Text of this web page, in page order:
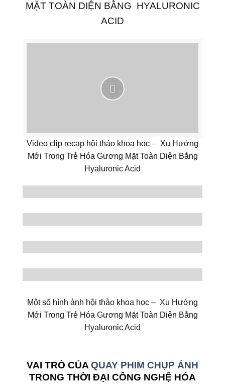
MẶT TOÀN DIỆN BẰNG HYALURONIC
ACID
Video clip recap hội thảo khoa học – Xu Hướng
Mới Trong Trẻ Hóa Gương Mặt Toàn Diện Bằng
Hyaluronic Acid
Một số hình ảnh hội thảo khoa học – Xu Hướng
Mới Trong Trẻ Hóa Gương Mặt Toàn Diện Bằng
Hyaluronic Acid
VAI TRÒ CỦA QUAY PHIM CHỤP ẢNH
TRONG THỜI ĐẠI CÔNG NGHỆ HÓA